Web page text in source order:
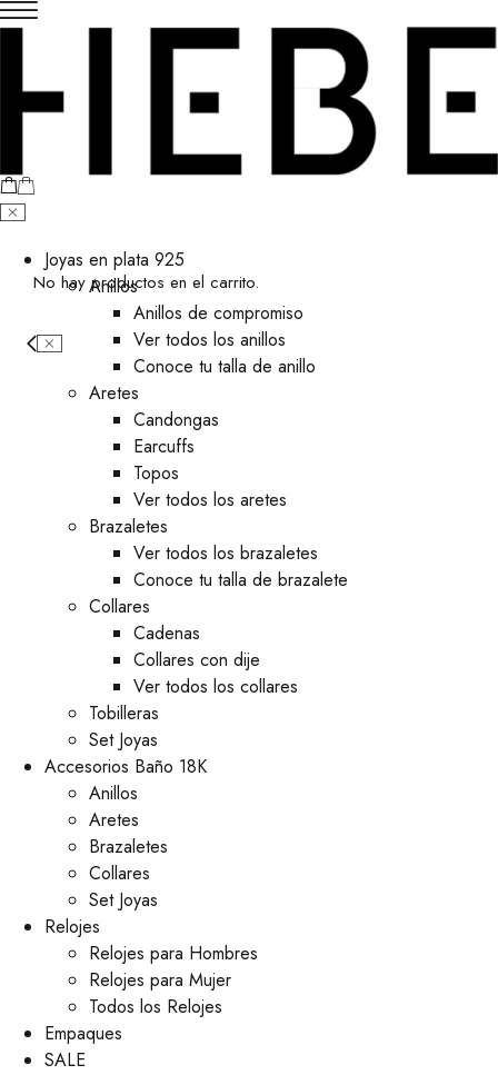
No hay productos en el carrito.
Joyas en plata 925
Anillos
Anillos de compromiso
Ver todos los anillos
Conoce tu talla de anillo
Aretes
⁠Candongas
Earcuffs
Topos
Ver todos los aretes
Brazaletes
Ver todos los brazaletes
Conoce tu talla de brazalete
Collares
Cadenas
Collares con dije
Ver todos los collares
Tobilleras
Set Joyas
Accesorios Baño 18K
Anillos
Aretes
Brazaletes
Collares
Set Joyas
Relojes
Relojes para Hombres
Relojes para Mujer
Todos los Relojes
Empaques
SALE